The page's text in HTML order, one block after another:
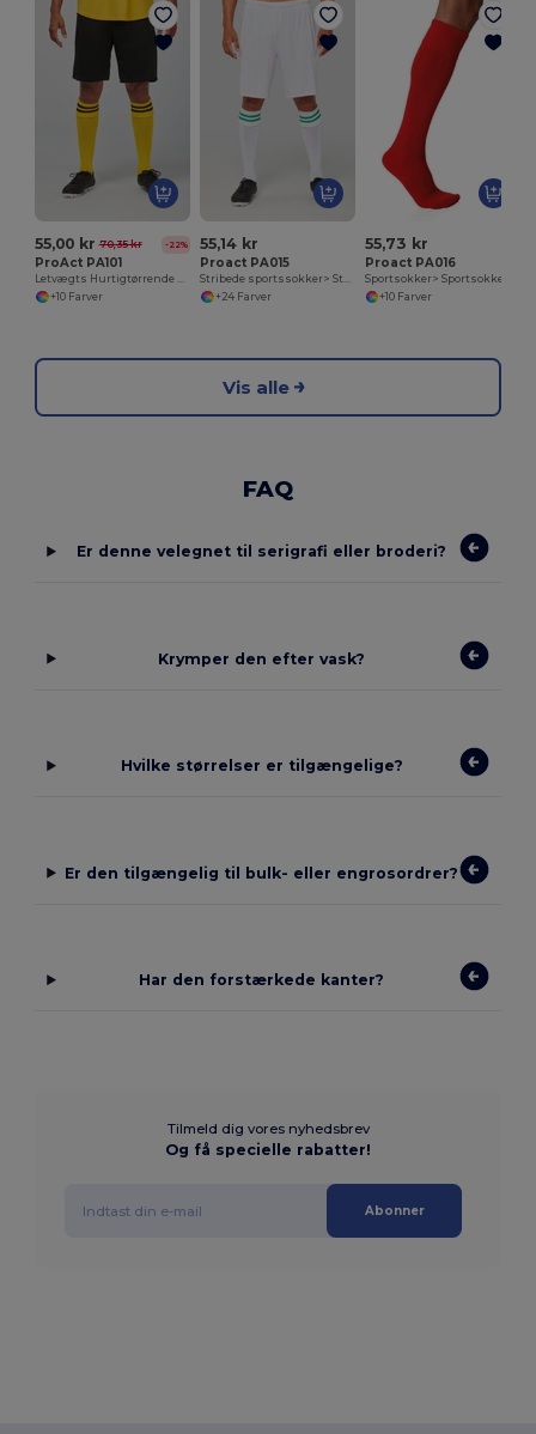
55,00 kr 70,35 kr -22%
ProAct PA101
Letvægts Hurtigtørrende Sportsshorts
+10 Farver
55,14 kr
Proact PA015
Stribede sportssokker> Stribede sportssokker
+24 Farver
55,73 kr
Proact PA016
Sportsokker> Sportsokker
+10 Farver
Vis alle
FAQ
Er denne velegnet til serigrafi eller broderi?
Krymper den efter vask?
Hvilke størrelser er tilgængelige?
Er den tilgængelig til bulk- eller engrosordrer?
Har den forstærkede kanter?
Tilmeld dig vores nyhedsbrev
Og få specielle rabatter!
Abonner